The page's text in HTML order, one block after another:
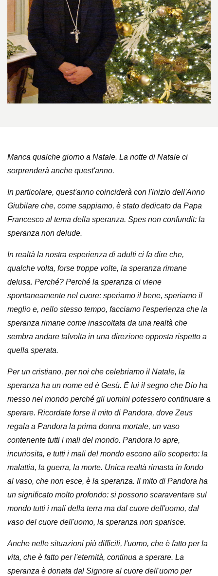
Manca qualche giorno a Natale. La notte di Natale ci
sorprenderà anche quest'anno.
In particolare, quest'anno coinciderà con l'inizio dell'Anno
Giubilare che, come sappiamo, è stato dedicato da Papa
Francesco al tema della speranza. Spes non confundit: la
speranza non delude.
In realtà la nostra esperienza di adulti ci fa dire che,
qualche volta, forse troppe volte, la speranza rimane
delusa. Perché? Perché la speranza ci viene
spontaneamente nel cuore: speriamo il bene, speriamo il
meglio e, nello stesso tempo, facciamo l'esperienza che la
speranza rimane come inascoltata da una realtà che
sembra andare talvolta in una direzione opposta rispetto a
quella sperata.
Per un cristiano, per noi che celebriamo il Natale, la
speranza ha un nome ed è Gesù. È lui il segno che Dio ha
messo nel mondo perché gli uomini potessero continuare a
sperare. Ricordate forse il mito di Pandora, dove Zeus
regala a Pandora la prima donna mortale, un vaso
contenente tutti i mali del mondo. Pandora lo apre,
incuriosita, e tutti i mali del mondo escono allo scoperto: la
malattia, la guerra, la morte. Unica realtà rimasta in fondo
al vaso, che non esce, è la speranza. Il mito di Pandora ha
un significato molto profondo: si possono scaraventare sul
mondo tutti i mali della terra ma dal cuore dell'uomo, dal
vaso del cuore dell'uomo, la speranza non sparisce.
Anche nelle situazioni più difficili, l'uomo, che è fatto per la
vita, che è fatto per l'eternità, continua a sperare. La
speranza è donata dal Signore al cuore dell'uomo per